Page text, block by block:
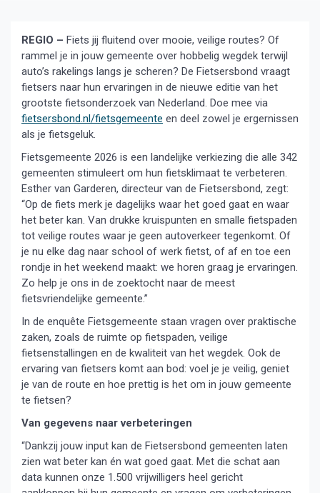
REGIO – Fiets jij fluitend over mooie, veilige routes? Of
rammel je in jouw gemeente over hobbelig wegdek terwijl
auto’s rakelings langs je scheren? De Fietsersbond vraagt
fietsers naar hun ervaringen in de nieuwe editie van het
grootste fietsonderzoek van Nederland. Doe mee via
fietsersbond.nl/fietsgemeente en deel zowel je ergernissen
als je fietsgeluk.
Fietsgemeente 2026 is een landelijke verkiezing die alle 342
gemeenten stimuleert om hun fietsklimaat te verbeteren.
Esther van Garderen, directeur van de Fietsersbond, zegt:
“Op de fiets merk je dagelijks waar het goed gaat en waar
het beter kan. Van drukke kruispunten en smalle fietspaden
tot veilige routes waar je geen autoverkeer tegenkomt. Of
je nu elke dag naar school of werk fietst, of af en toe een
rondje in het weekend maakt: we horen graag je ervaringen.
Zo help je ons in de zoektocht naar de meest
fietsvriendelijke gemeente.”
In de enquête Fietsgemeente staan vragen over praktische
zaken, zoals de ruimte op fietspaden, veilige
fietsenstallingen en de kwaliteit van het wegdek. Ook de
ervaring van fietsers komt aan bod: voel je je veilig, geniet
je van de route en hoe prettig is het om in jouw gemeente
te fietsen?
Van gegevens naar verbeteringen
“Dankzij jouw input kan de Fietsersbond gemeenten laten
zien wat beter kan én wat goed gaat. Met die schat aan
data kunnen onze 1.500 vrijwilligers heel gericht